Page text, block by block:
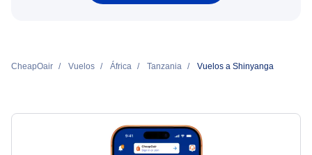
CheapOair Vuelos África Tanzania Vuelos a Shinyanga